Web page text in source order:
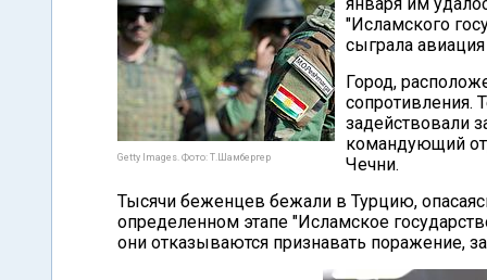
Getty Images. Фото: Т.Шамбергер
"Исламского
сыграла
Город,
сопротивления.
задействовали
командующий
Чечни.
Тысячи беженцев бежали в Турцию,
определенном этапе "Исламское
они отказываются признавать поражение,